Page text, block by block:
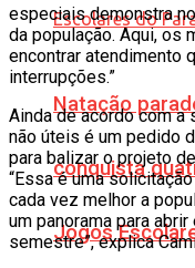
Natação
conquista
Jogos
especiais demonstra
da população. Aqui, os
encontrar atendimento
interrupções.”
Ainda de acordo com a
não úteis é um pedido
para balizar o projeto
“Essa é uma
cada vez melhor a
um panorama para
semestre”, explica